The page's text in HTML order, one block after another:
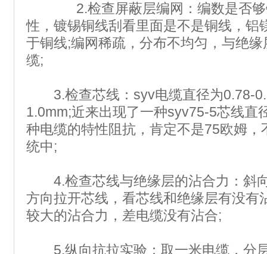
2.检查屏蔽层编网：编数是否够
性，镀锡铜线刮看里面是不是铜线，铝
于铜线;编网稀疏，分布不均匀，与绝
缆;
3.检查芯线：syv电缆直径为0.78-
1.0mm;近来出现了一种syv75-5芯线直
种电缆的特性阻抗，肯定不是75欧姆
统中;
4.检查芯线与绝缘层的沾合力：斜
方向拉开芯线，看芯线和绝缘层有没有
较大的沾合力，差电缆没有沾合;
5.纵向抗拉实验：取一米电缆，分